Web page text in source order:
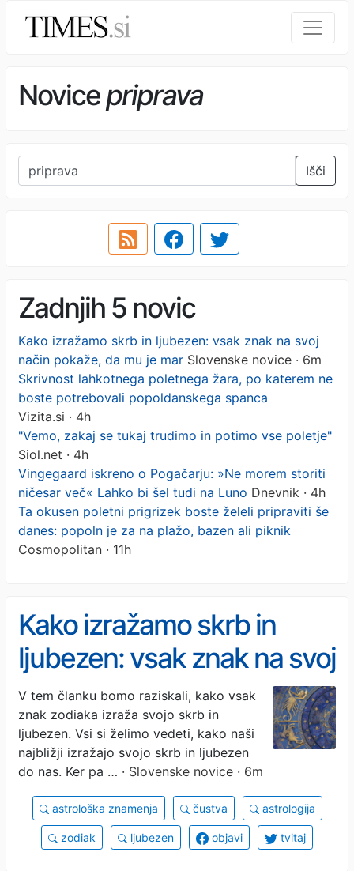
Novicepriprava
Išči
Zadnjih 5 novic
Kako izražamo skrb in ljubezen: vsak znak na svoj
način pokaže, da mu je mar Slovenske novice · 6m
Skrivnost lahkotnega poletnega žara, po katerem ne
boste potrebovali popoldanskega spanca
Vizita.si · 4h
"Vemo, zakaj se tukaj trudimo in potimo vse poletje"
Siol.net · 4h
Vingegaard iskreno o Pogačarju: »Ne morem storiti
ničesar več« Lahko bi šel tudi na Luno Dnevnik · 4h
Ta okusen poletni prigrizek boste želeli pripraviti še
danes: popoln je za na plažo, bazen ali piknik
Cosmopolitan · 11h
Kako izražamo skrb in
ljubezen: vsak znak na svoj
način pokaže, da mu je
mar
V tem članku bomo raziskali, kako vsak
znak zodiaka izraža svojo skrb in
ljubezen. Vsi si želimo vedeti, kako naši
najbližji izražajo svojo skrb in ljubezen
do nas. Ker pa … · Slovenske novice · 6m
astrološka znamenja čustva astrologija
zodiak ljubezen objavi tvitaj